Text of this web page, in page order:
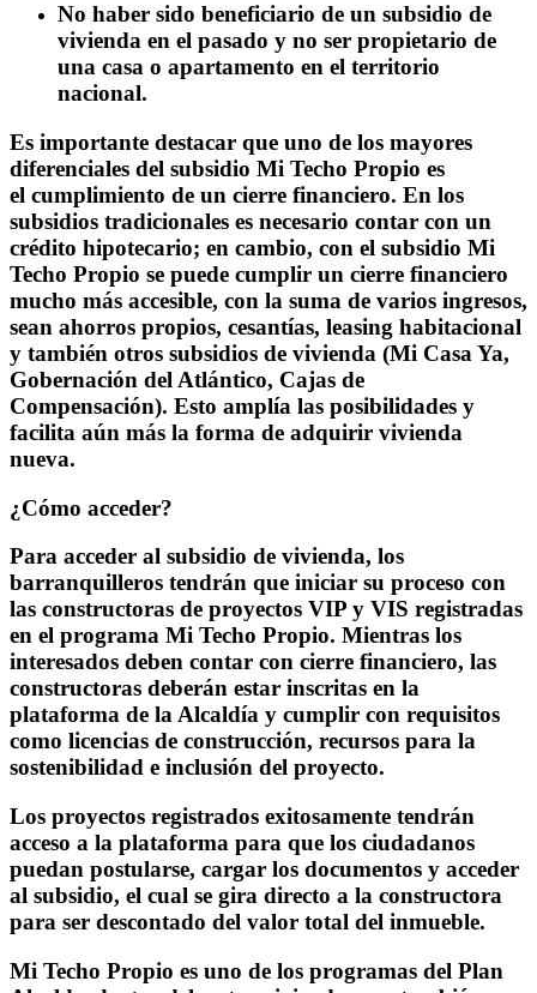
No haber sido beneficiario de un subsidio de
vivienda en el pasado y no ser propietario de
una casa o apartamento en el territorio
nacional.
Es importante destacar que uno de los mayores
diferenciales del subsidio Mi Techo Propio es
el cumplimiento de un cierre financiero. En los
subsidios tradicionales es necesario contar con un
crédito hipotecario; en cambio, con el subsidio Mi
Techo Propio se puede cumplir un cierre financiero
mucho más accesible, con la suma de varios ingresos,
sean ahorros propios, cesantías, leasing habitacional
y también otros subsidios de vivienda (Mi Casa Ya,
Gobernación del Atlántico, Cajas de
Compensación). Esto amplía las posibilidades y
facilita aún más la forma de adquirir vivienda
nueva.
¿Cómo acceder?
Para acceder al subsidio de vivienda, los
barranquilleros tendrán que iniciar su proceso con
las constructoras de proyectos VIP y VIS registradas
en el programa Mi Techo Propio. Mientras los
interesados deben contar con cierre financiero, las
constructoras deberán estar inscritas en la
plataforma de la Alcaldía y cumplir con requisitos
como licencias de construcción, recursos para la
sostenibilidad e inclusión del proyecto.
Los proyectos registrados exitosamente tendrán
acceso a la plataforma para que los ciudadanos
puedan postularse, cargar los documentos y acceder
al subsidio, el cual se gira directo a la constructora
para ser descontado del valor total del inmueble.
Mi Techo Propio es uno de los programas del Plan